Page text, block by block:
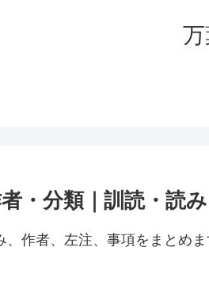
・分類｜訓読・読
作者、左注、事項をまとめま